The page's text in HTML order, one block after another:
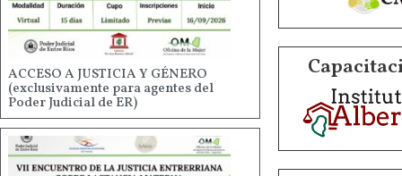
ACCESO A JUSTICIA Y GÉNERO
(exclusivamente para agentes del
Poder Judicial de ER)